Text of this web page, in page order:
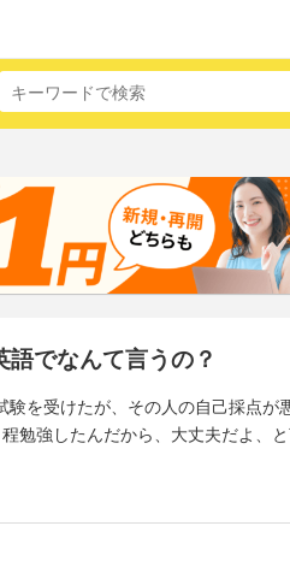
でなんて言うの？
を受けたが、その人の自己採点が
勉強したんだから、大丈夫だよ、と